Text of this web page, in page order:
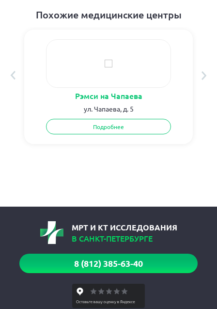
Похожие медицинские центры
Рэмси на Чапаева
ул. Чапаева, д. 5
Подробнее
МРТ И КТ ИССЛЕДОВАНИЯ
В САНКТ-ПЕТЕРБУРГЕ
8 (812) 385-63-40